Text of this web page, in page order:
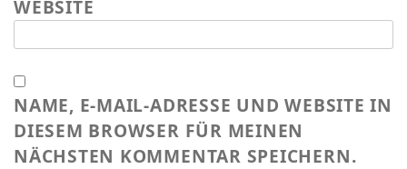
WEBSITE
NAME, E-MAIL-ADRESSE UND WEBSITE IN
DIESEM BROWSER FÜR MEINEN
NÄCHSTEN KOMMENTAR SPEICHERN.